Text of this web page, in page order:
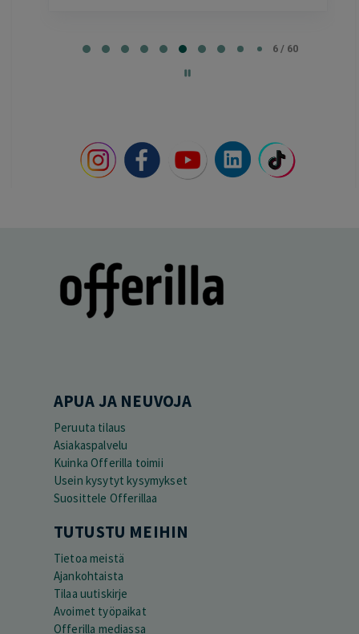
7 / 60
APUA JA NEUVOJA
Peruuta tilaus
Asiakaspalvelu
Kuinka Offerilla toimii
Usein kysytyt kysymykset
Suosittele Offerillaa
TUTUSTU MEIHIN
Tietoa meistä
Ajankohtaista
Tilaa uutiskirje
Avoimet työpaikat
Offerilla mediassa